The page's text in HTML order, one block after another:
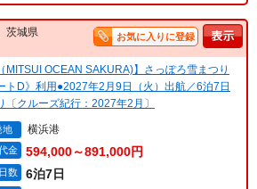
茨城県 お気に入りに登録
MITSUI OCEAN SAKURA)】さっぽろ雪まつり
トD》利用●2027年2月9日（火）出航／6泊7日
クルーズ紀行：2027年2月〕
地 横浜港
金 594,000～891,000円
数 6泊7日